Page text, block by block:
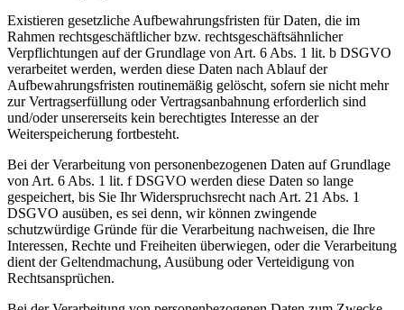
Existieren gesetzliche Aufbewahrungsfristen für Daten, die im
Rahmen rechtsgeschäftlicher bzw. rechtsgeschäftsähnlicher
Verpflichtungen auf der Grundlage von Art. 6 Abs. 1 lit. b DSGVO
verarbeitet werden, werden diese Daten nach Ablauf der
Aufbewahrungsfristen routinemäßig gelöscht, sofern sie nicht mehr
zur Vertragserfüllung oder Vertragsanbahnung erforderlich sind
und/oder unsererseits kein berechtigtes Interesse an der
Weiterspeicherung fortbesteht.
Bei der Verarbeitung von personenbezogenen Daten auf Grundlage
von Art. 6 Abs. 1 lit. f DSGVO werden diese Daten so lange
gespeichert, bis Sie Ihr Widerspruchsrecht nach Art. 21 Abs. 1
DSGVO ausüben, es sei denn, wir können zwingende
schutzwürdige Gründe für die Verarbeitung nachweisen, die Ihre
Interessen, Rechte und Freiheiten überwiegen, oder die Verarbeitung
dient der Geltendmachung, Ausübung oder Verteidigung von
Rechtsansprüchen.